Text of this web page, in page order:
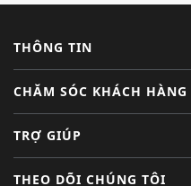
THÔNG TIN
CHĂM SÓC KHÁCH HÀNG
TRỢ GIÚP
THEO DÕI CHÚNG TÔI